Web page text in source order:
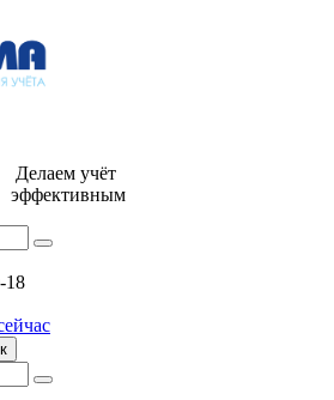
Делаем учёт
эффективным
18